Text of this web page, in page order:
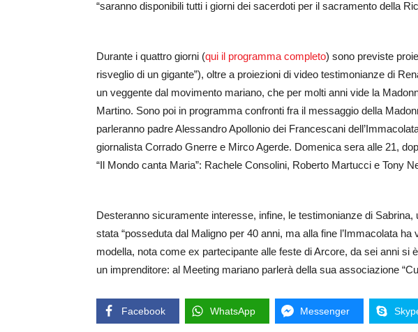
“saranno disponibili tutti i giorni dei sacerdoti per il sacramento della
Durante i quattro giorni (qui il programma completo) sono previste
risveglio di un gigante”), oltre a proiezioni di video testimonianze di
un veggente dal movimento mariano, che per molti anni vide la
Martino. Sono poi in programma confronti fra il messaggio della
parleranno padre Alessandro Apollonio dei Francescani
giornalista Corrado Gnerre e Mirco Agerde. Domenica sera alle 21,
“Il Mondo canta Maria”: Rachele Consolini, Roberto Martucci e Tony
Desteranno sicuramente interesse, infine, le testimonianze di
stata “posseduta dal Maligno per 40 anni, ma alla fine l’Immacolata ha
modella, nota come ex partecipante alle feste di Arcore, da sei anni si
un imprenditore: al Meeting mariano parlerà della sua associazione
Facebook WhatsApp Messenger